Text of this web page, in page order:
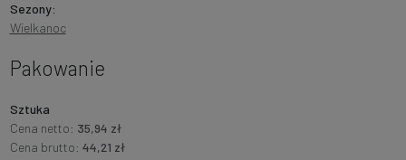
Sezony:
Wielkanoc
Pakowanie
Sztuka
Cena netto: 35,94 zł
Cena brutto: 44,21 zł